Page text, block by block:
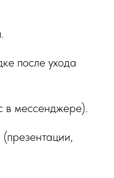
после ухода
в мессенджере).
(презентации,